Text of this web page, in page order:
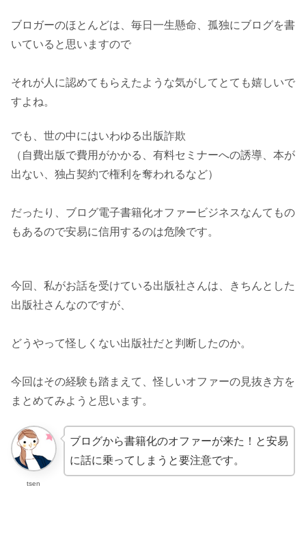
ブロガーのほとんどは、毎日一生懸命、孤独にブログを書
いていると思いますので
それが人に認めてもらえたような気がしてとても嬉しいで
すよね。
でも、世の中にはいわゆる出版詐欺
（自費出版で費用がかかる、有料セミナーへの誘導、本が
出ない、独占契約で権利を奪われるなど）
だったり、ブログ電子書籍化オファービジネスなんてもの
もあるので安易に信用するのは危険です。
今回、私がお話を受けている出版社さんは、きちんとした
出版社さんなのですが、
どうやって怪しくない出版社だと判断したのか。
今回はその経験も踏まえて、怪しいオファーの見抜き方を
まとめてみようと思います。
tsen
ブログから書籍化のオファーが来た！と安易
に話に乗ってしまうと要注意です。